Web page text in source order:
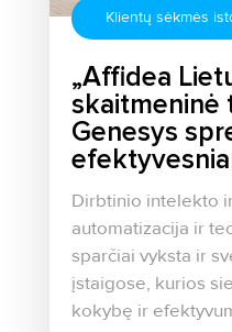
Klientų sėkmės
„Affidea
skaitmeninė
Genesys
Dirbtinio intelekto
automatizacija ir
sparčiai vyksta ir
įstaigose, kurios
kokybę ir